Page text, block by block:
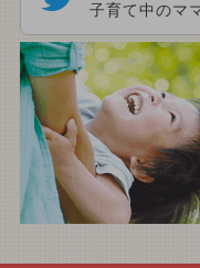
子育て中のマ